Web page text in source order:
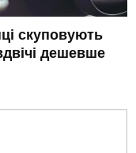
скуповують
дешевше